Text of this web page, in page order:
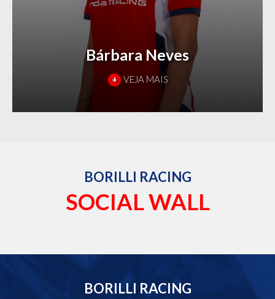
Bárbara Neves
+ VEJA MAIS
BORILLI RACING
SOCIAL WALL
BORILLI RACING